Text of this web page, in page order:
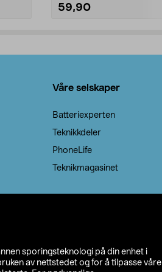
sporingsteknologi på din enhet i
av nettstedet og for å tilpasse våre
59,90
Våre selskaper
Batteriexperten
Teknikkdeler
PhoneLife
Teknikmagasinet